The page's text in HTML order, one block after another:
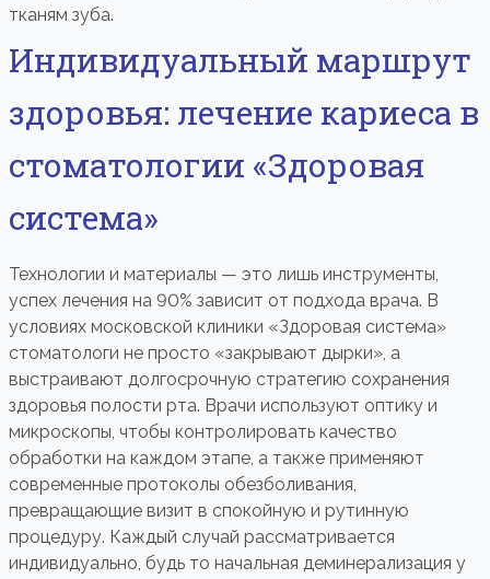
тканям зуба.
Индивидуальный маршрут
здоровья: лечение кариеса в
стоматологии «Здоровая
система»
Технологии и материалы — это лишь инструменты,
успех лечения на 90% зависит от подхода врача. В
условиях московской клиники «Здоровая система»
стоматологи не просто «закрывают дырки», а
выстраивают долгосрочную стратегию сохранения
здоровья полости рта. Врачи используют оптику и
микроскопы, чтобы контролировать качество
обработки на каждом этапе, а также применяют
современные протоколы обезболивания,
превращающие визит в спокойную и рутинную
процедуру. Каждый случай рассматривается
индивидуально, будь то начальная деминерализация у